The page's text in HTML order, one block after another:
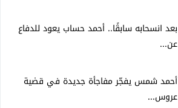
بعد انسحابه سابقًا.. أحمد حساب يعود للدفاع
عن...
أحمد شمس يفجّر مفاجأة جديدة في قضية
عروس...